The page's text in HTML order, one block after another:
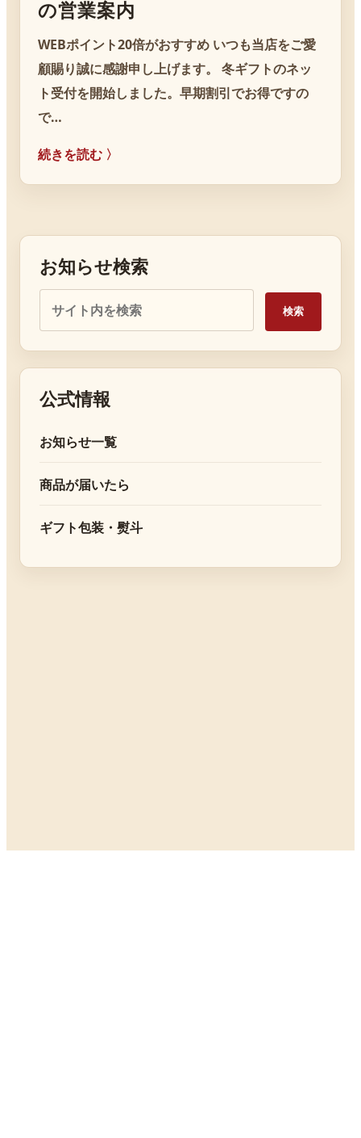
の営業案内
WEBポイント20倍がおすすめ いつも当店をご愛
顧賜り誠に感謝申し上げます。 冬ギフトのネッ
ト受付を開始しました。早期割引でお得ですの
で…
続きを読む 〉
お知らせ検索
検索
公式情報
お知らせ一覧
商品が届いたら
ギフト包装・熨斗